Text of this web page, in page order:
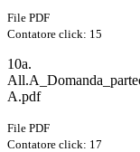
File PDF
Contatore click: 15
10a.
A.pdf
File PDF
Contatore click: 17